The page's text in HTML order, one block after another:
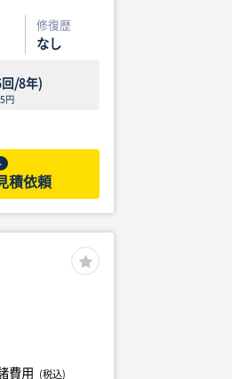
修復歴
なし
回/8年)
円
積依頼
費用 (税込)